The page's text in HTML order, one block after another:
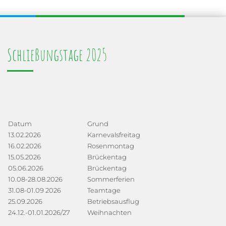
Schließungstage 2025
Datum
Grund
13.02.2026
Karnevalsfreitag
16.02.2026
Rosenmontag
15.05.2026
Brückentag
05.06.2026
Brückentag
10.08-28.08.2026
Sommerferien
31.08-01.09 2026
Teamtage
25.09.2026
Betriebsausflug
24.12.-01.01.2026/27
Weihnachten